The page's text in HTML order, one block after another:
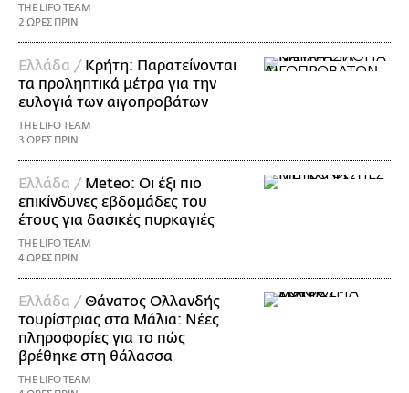
THE LIFO TEAM
2 ΩΡΕΣ ΠΡΙΝ
Ελλάδα / Κρήτη: Παρατείνονται
τα προληπτικά μέτρα για την
ευλογιά των αιγοπροβάτων
THE LIFO TEAM
3 ΩΡΕΣ ΠΡΙΝ
Ελλάδα / Meteo: Οι έξι πιο
επικίνδυνες εβδομάδες του
έτους για δασικές πυρκαγιές
THE LIFO TEAM
4 ΩΡΕΣ ΠΡΙΝ
Ελλάδα /Θάνατος Ολλανδής
τουρίστριας στα Μάλια: Νέες
πληροφορίες για το πώς
βρέθηκε στη θάλασσα
THE LIFO TEAM